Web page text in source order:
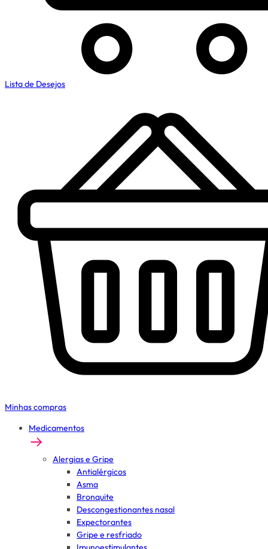
Lista de Desejos
Minhas compras
Medicamentos
Alergias e Gripe
Antialérgicos
Asma
Bronquite
Descongestionantes nasal
Expectorantes
Gripe e resfriado